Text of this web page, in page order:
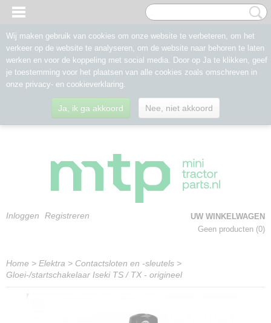
Inloggen Registreren
UW WINKELWAGEN
Geen producten (0)
Home > Elektra > Contactsloten en -sleutels >
Gloei-/startschakelaar Iseki TS / TX - origineel
Wij maken gebruik van cookies om onze website te verbeteren, om het
verkeer op de website te analyseren, om de website naar behoren te laten
werken en voor de koppeling met social media. Door op Ja te klikken, geef
je toestemming voor het plaatsen van alle cookies zoals omschreven in
onze privacy- en cookieverklaring.
Ja, ik ga akkoord Nee, niet akkoord